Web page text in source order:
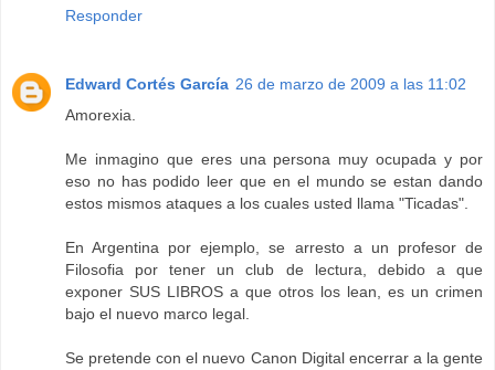
Responder
Edward Cortés García 26 de marzo de 2009 a las 11:02
Amorexia.
Me inmagino que eres una persona muy ocupada y por
eso no has podido leer que en el mundo se estan dando
estos mismos ataques a los cuales usted llama "Ticadas".
En Argentina por ejemplo, se arresto a un profesor de
Filosofia por tener un club de lectura, debido a que
exponer SUS LIBROS a que otros los lean, es un crimen
bajo el nuevo marco legal.
Se pretende con el nuevo Canon Digital encerrar a la gente